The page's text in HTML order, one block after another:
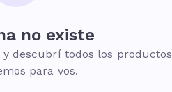
no existe
y descubrí todos los productos
para vos.